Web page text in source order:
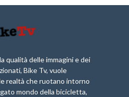
qualità delle immagini e dei
Bike Tv, vuole
realtà che ruotano intorno
mondo della bicicletta,